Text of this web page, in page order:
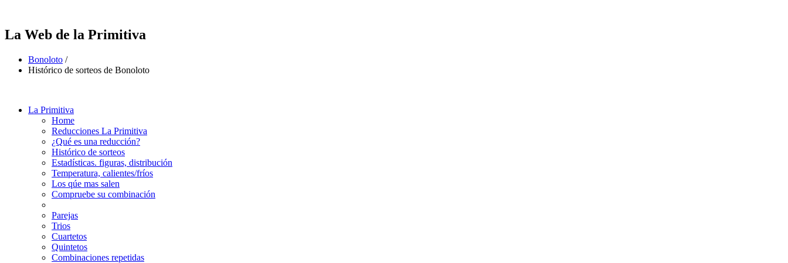
La Web de la Primitiva
Bonoloto /
Histórico de sorteos de Bonoloto
La Primitiva
Home
Reducciones La Primitiva
¿Qué es una reducción?
Histórico de sorteos
Estadísticas. figuras, distribución
Temperatura, calientes/fríos
Los qúe mas salen
Compruebe su combinación
Parejas
Trios
Cuartetos
Quintetos
Combinaciones repetidas